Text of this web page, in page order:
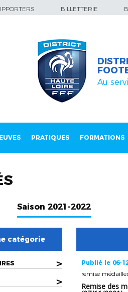
BILLETTERIE
Au
PRATIQUES FORMATIONS
Saison 2021-2022
catégorie
>
>
Publié le 06-
remise
Remise des